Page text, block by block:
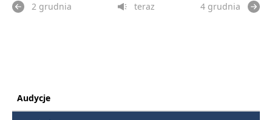
2 grudnia teraz 4 grudnia
Audycje